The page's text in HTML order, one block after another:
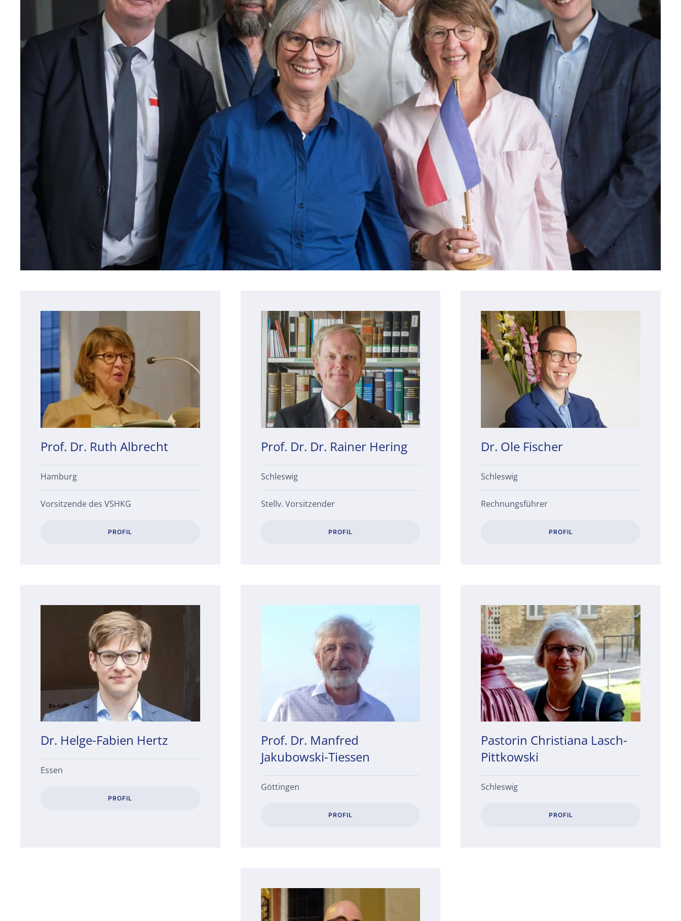
Prof. Dr. Ruth Albrecht
Hamburg
Vorsitzende des VSHKG
PROFIL
Prof. Dr. Dr. Rainer Hering
Schleswig
Stellv. Vorsitzender
PROFIL
Dr. Ole Fischer
Schleswig
Rechnungsführer
PROFIL
Dr. Helge-Fabien Hertz
Essen
PROFIL
Prof. Dr. Manfred
Jakubowski-Tiessen
Göttingen
PROFIL
Pastorin Christiana Lasch-
Pittkowski
Schleswig
PROFIL